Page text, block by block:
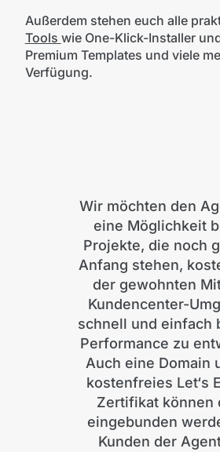
Außerdem stehen euch alle
Tools wie One-Klick-Installer
Premium Templates und viele
Verfügung.
Wir möchten den
eine Möglichkeit
Projekte, die noch
Anfang stehen,
der gewohnten
Kundencenter-
schnell und einfach
Performance zu
Auch eine Domain
kostenfreies Let‘s
Zertifikat können
eingebunden
Kunden der